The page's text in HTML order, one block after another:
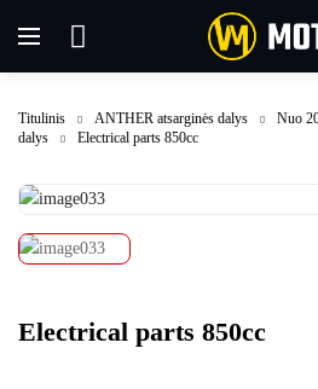
Titulinis ANTHER atsarginės dalys Nuo
dalys
Electrical parts 850cc
Electrical parts 850cc